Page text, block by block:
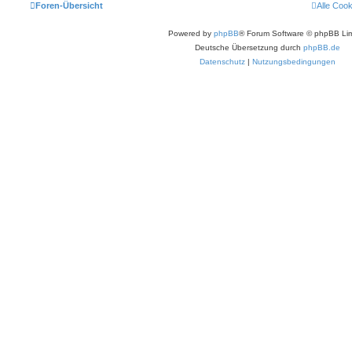
Foren-Übersicht Alle
Powered by phpBB® Forum Software © phpBB
Deutsche Übersetzung durch phpBB.de
Datenschutz | Nutzungsbedingungen